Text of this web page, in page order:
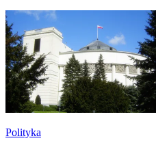
Polityka